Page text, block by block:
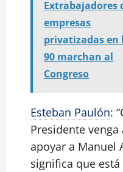
Extrabajadores
empresas
privatizadas en
90 marchan al
Congreso
Esteban Paulón:
Presidente venga
apoyar a Manuel
significa que está